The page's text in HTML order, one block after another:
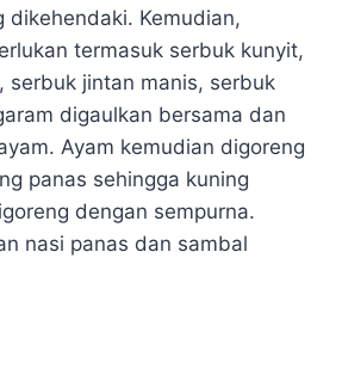
dikehendaki. Kemudian,
termasuk serbuk kunyit,
serbuk jintan manis, serbuk
digaulkan bersama dan
Ayam kemudian digoreng
panas sehingga kuning
dengan sempurna.
nasi panas dan sambal